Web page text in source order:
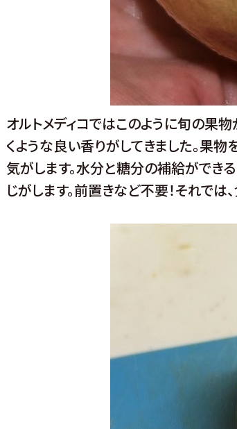
オルトメディコではこのように旬の果
くような良い香りがしてきました。果
気がします。水分と糖分の補給ができ
じがします。前置きなど不要！それでは